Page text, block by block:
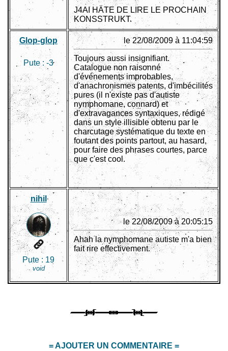
J4AI HÄTE DE LIRE LE PROCHAIN
KONSSTRUKT.
Glop-glop
Pute : -3
le 22/08/2009 à 11:04:59
Toujours aussi insignifiant.
Catalogue non raisonné
d'événements improbables,
d'anachronismes patents, d'imbécilités
pures (il n'existe pas d'autiste
nymphomane, connard) et
d'extravagances syntaxiques, rédigé
dans un style illisible obtenu par le
charcutage systématique du texte en
foutant des points partout, au hasard,
pour faire des phrases courtes, parce
que c'est cool.
nihil
Pute : 19
void
le 22/08/2009 à 20:05:15
Ahah la nymphomane autiste m'a bien
fait rire effectivement.
= AJOUTER UN COMMENTAIRE =